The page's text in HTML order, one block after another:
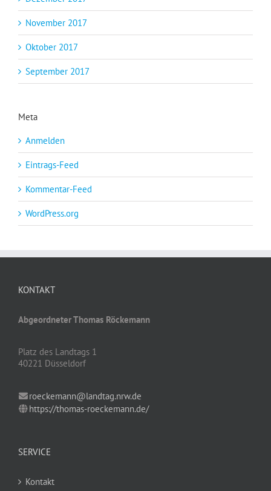
November 2017
Oktober 2017
September 2017
Meta
Anmelden
Eintrags-Feed
Kommentar-Feed
WordPress.org
KONTAKT
Abgeordneter Thomas Röckemann
Platz des Landtags 1
40221 Düsseldorf
roeckemann@landtag.nrw.de
https://thomas-roeckemann.de/
SERVICE
Kontakt